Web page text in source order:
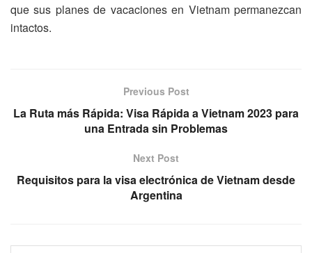
que sus planes de vacaciones en Vietnam permanezcan
intactos.
Previous Post
La Ruta más Rápida: Visa Rápida a Vietnam 2023 para
una Entrada sin Problemas
Next Post
Requisitos para la visa electrónica de Vietnam desde
Argentina